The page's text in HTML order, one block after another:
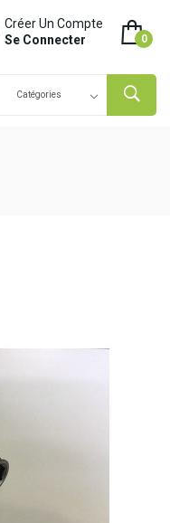
Créer Un Compte
Se Connecter
0